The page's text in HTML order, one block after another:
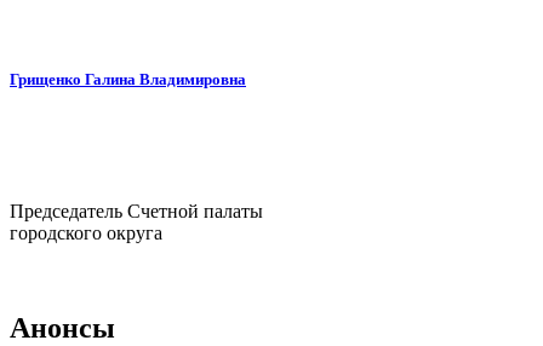
Грищенко Галина Владимировна
Председатель Счетной палаты
городского округа
Анонсы